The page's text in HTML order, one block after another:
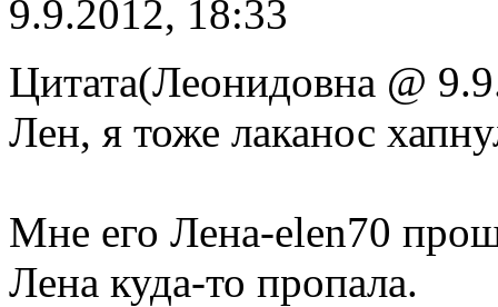
9.9.2012, 18:33
Цитата(Леонидовна @
Лен, я тоже лаканос
Мне его Лена-elen70
Лена куда-то пропала.